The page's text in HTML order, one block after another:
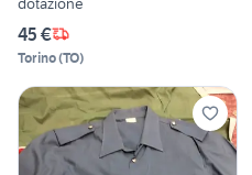
45 €
Torino(TO)